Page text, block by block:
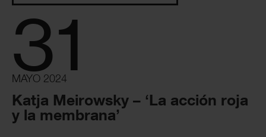
31
MAYO 2024
Katja Meirowsky – ‘La acción roja
y la membrana’